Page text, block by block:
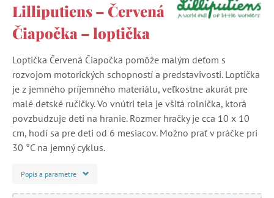
Lilliputiens – Červená
Čiapočka – loptička
Loptička Červená Čiapočka pomôže malým deťom s
rozvojom motorických schopností a predstavivosti. Loptička
je z jemného príjemného materiálu, veľkostne akurát pre
malé detské ručičky. Vo vnútri tela je všitá rolnička, ktorá
povzbudzuje deti na hranie. Rozmer hračky je cca 10 x 10
cm, hodí sa pre deti od 6 mesiacov. Možno prať v práčke pri
30 °C na jemný cyklus.
Popis a parametre